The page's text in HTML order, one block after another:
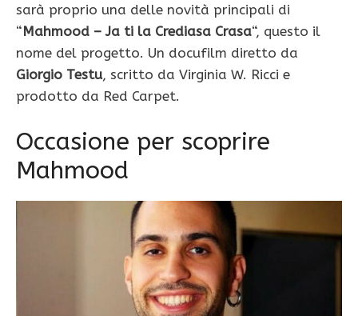
sarà proprio una delle novità principali di
“Mahmood – Ja ti la Crediasa Crasa“, questo il
nome del progetto. Un docufilm diretto da
Giorgio Testu, scritto da Virginia W. Ricci e
prodotto da Red Carpet.
Occasione per scoprire
Mahmood